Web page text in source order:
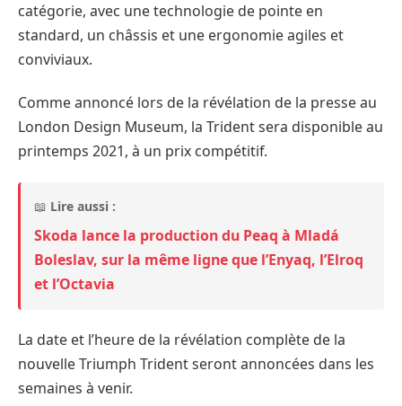
catégorie, avec une technologie de pointe en
standard, un châssis et une ergonomie agiles et
conviviaux.
Comme annoncé lors de la révélation de la presse au
London Design Museum, la Trident sera disponible au
printemps 2021, à un prix compétitif.
📖 Lire aussi :
Skoda lance la production du Peaq à Mladá
Boleslav, sur la même ligne que l’Enyaq, l’Elroq
et l’Octavia
La date et l’heure de la révélation complète de la
nouvelle Triumph Trident seront annoncées dans les
semaines à venir.